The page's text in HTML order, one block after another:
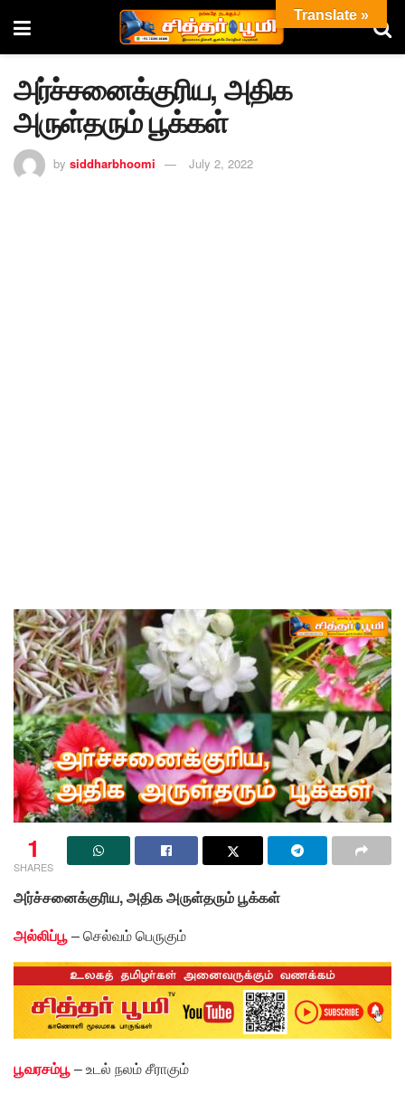
அர்ச்சனைக்குரிய, அதிக
அருள்தரும் பூக்கள்
by siddharbhoomi July 2, 2022
1
SHARES
அர்ச்சனைக்குரிய, அதிக அருள்தரும் பூக்கள்
அல்லிப்பூ– செல்வம் பெருகும்
பூவரசம்பூ– உடல் நலம் சீராகும்
Translate »